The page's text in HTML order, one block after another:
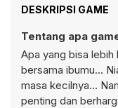
DESKRIPSI GAME
Tentang apa
Apa yang bisa lebih
bersama ibumu...
masa kecilnya...
penting dan